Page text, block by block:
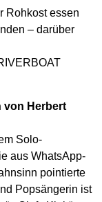
Rohkost essen
– darüber
von Herbert
Solo-
aus WhatsApp-
pointierte
Popsängerin ist